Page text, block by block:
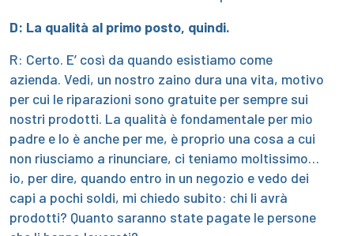
D: La qualità al primo posto, quindi.
R: Certo. E’ così da quando esistiamo come
azienda. Vedi, un nostro zaino dura una vita, motivo
per cui le riparazioni sono gratuite per sempre sui
nostri prodotti. La qualità è fondamentale per mio
padre e lo è anche per me, è proprio una cosa a cui
non riusciamo a rinunciare, ci teniamo moltissimo…
io, per dire, quando entro in un negozio e vedo dei
capi a pochi soldi, mi chiedo subito: chi li avrà
prodotti? Quanto saranno state pagate le persone